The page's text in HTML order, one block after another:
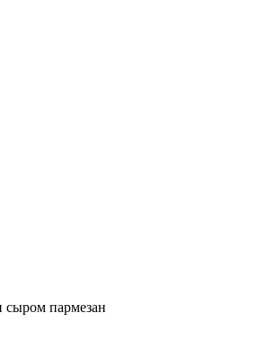
сыром пармезан